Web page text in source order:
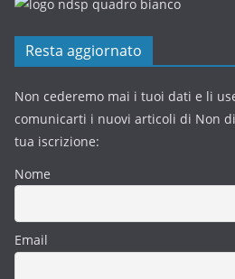
Resta aggiornato
Non cederemo mai i tuoi dati e li
comunicarti i nuovi articoli di Non
tua iscrizione:
Nome
Email